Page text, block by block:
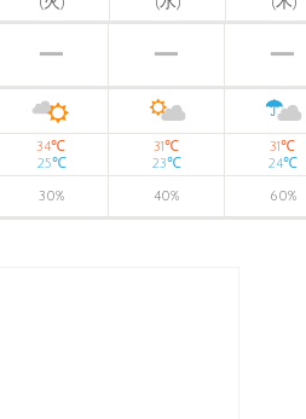
34℃
25℃
31℃
23℃
31℃
24℃
30% 40% 60%